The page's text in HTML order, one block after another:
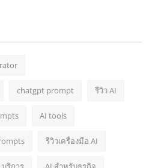
chatgpt prompt รีวิว AI
AI tools
รีวิวเครื่องมือ AI